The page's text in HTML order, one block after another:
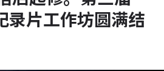
录片工作坊圆满结